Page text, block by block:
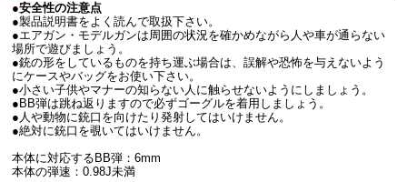
●安全性の注意点
●製品説明書をよく読んで取扱下さい。
●エアガン・モデルガンは周囲の状況を確かめながら人や車が通らない
場所で遊びましょう。
●銃の形をしているものを持ち運ぶ場合は、誤解や恐怖を与えないよう
にケースやバッグをお使い下さい。
●小さい子供やマナーの知らない人に触らせないようにしましょう。
●BB弾は跳ね返りますので必ずゴーグルを着用しましょう。
●人や動物に銃口を向けたり発射してはいけません。
●絶対に銃口を覗いてはいけません。
本体に対応するBB弾：6mm
本体の弾速：0.98J未満